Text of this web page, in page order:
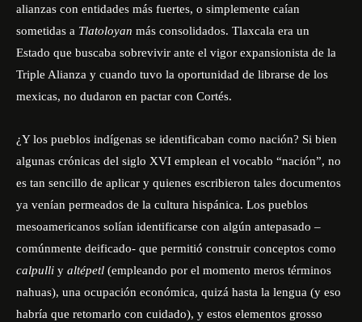
alianzas con entidades más fuertes, o simplemente caían
sometidas a Tlatoloyan más consolidados. Tlaxcala era un
Estado que buscaba sobrevivir ante el vigor expansionista de la
Triple Alianza y cuando tuvo la oportunidad de librarse de los
mexicas, no dudaron en pactar con Cortés.
¿Y los pueblos indígenas se identificaban como nación? Si bien
algunas crónicas del siglo XVI emplean el vocablo “nación”, no
es tan sencillo de aplicar y quienes escribieron tales documentos
ya venían permeados de la cultura hispánica. Los pueblos
mesoamericanos solían identificarse con algún antepasado –
comúnmente deificado- que permitió construir conceptos como
calpulli y altépetl (empleando por el momento meros términos
nahuas), una ocupación económica, quizá hasta la lengua (y eso
habría que retomarlo con cuidado), y estos elementos grosso